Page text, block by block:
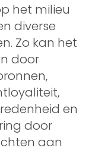
het milieu
diverse
Zo kan het
door
en
door
aan